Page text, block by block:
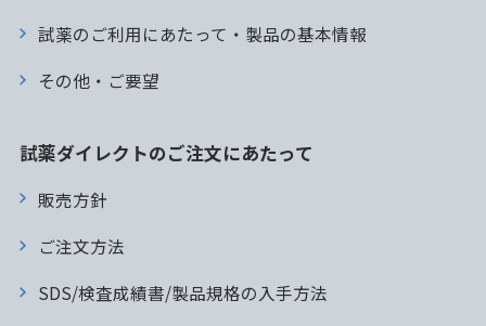
試薬のご利用にあたって・製品の基本情報
その他・ご要望
試薬ダイレクトのご注文にあたって
販売方針
ご注文方法
SDS/検査成績書/製品規格の入手方法